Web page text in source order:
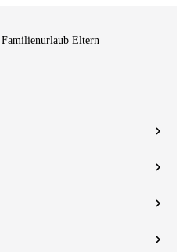
Familienurlaub Eltern